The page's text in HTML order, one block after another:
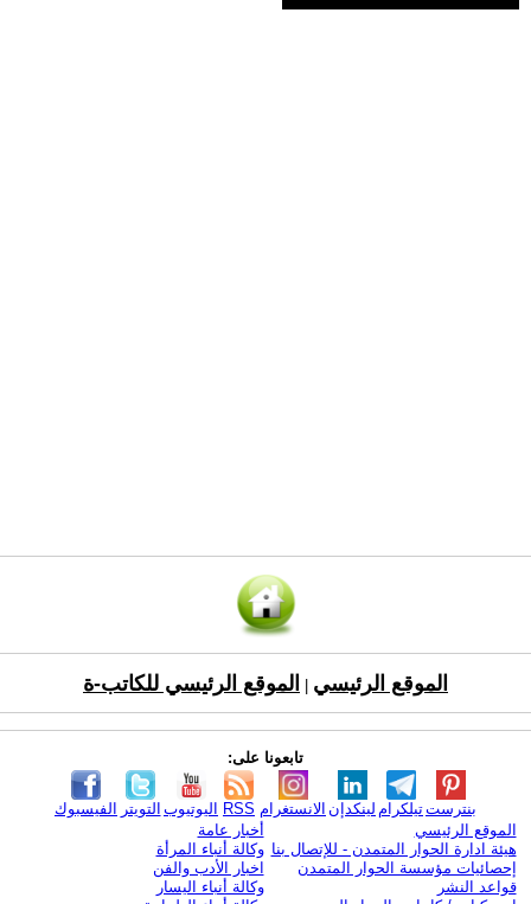
الموقع الرئيسي الموقع الرئيسي للكاتب-ة
تابعونا على:
الفيسبوك التويتر اليوتيوب RSS الانستغرام لينكدإن تيلكرامبنترست
الموقع الرئيسي
هيئة ادارة الحوار المتمدن - للإتصال بنا
إحصائيات مؤسسة الحوار المتمدن
قواعد النشر
أخبار عامة
وكالة أنباء المرأة
اخبار الأدب والفن
وكالة أنباء اليسار